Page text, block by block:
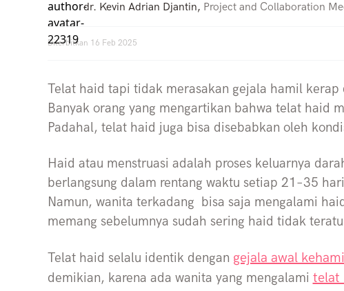
dr. Kevin Adrian Djantin, Project and Collaboration
Diterbitkan 16 Feb 2025
Telat haid tapi tidak merasakan gejala hamil
Banyak orang yang mengartikan bahwa telat haid
Padahal, telat haid juga bisa disebabkan oleh
Haid atau menstruasi adalah proses keluarnya
berlangsung dalam rentang waktu setiap 21–35
Namun, wanita terkadang bisa saja mengalami
memang sebelumnya sudah sering haid tidak
Telat haid selalu identik dengan gejala awal
demikian, karena ada wanita yang mengalami telat